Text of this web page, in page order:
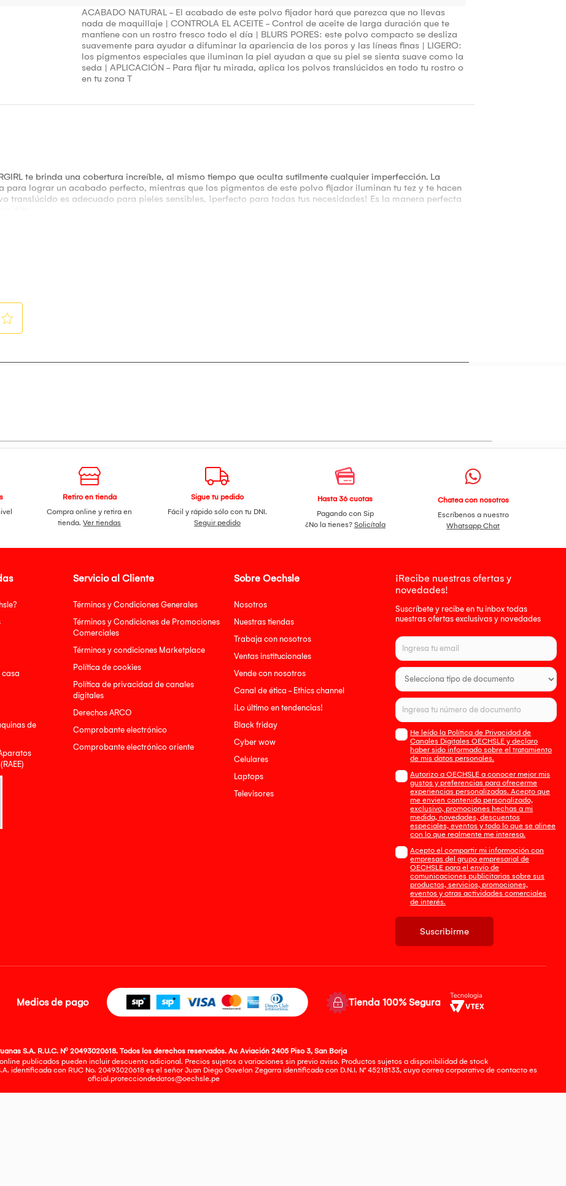
ACABADO NATURAL - El acabado de este polvo fijador hará que parezca que no llevas
nada de maquillaje | CONTROLA EL ACEITE - Control de aceite de larga duración que te
mantiene con un rostro fresco todo el día | BLURS PORES: este polvo compacto se desliza
suavemente para ayudar a difuminar la apariencia de los poros y las líneas finas | LIGERO:
los pigmentos especiales que iluminan la piel ayudan a que su piel se sienta suave como la
seda | APLICACIÓN - Para fijar tu mirada, aplica los polvos translúcidos en todo tu rostro o
en tu zona T
te brinda una cobertura increíble, al mismo tiempo que oculta sutilmente cualquier imperfección. La
para lograr un acabado perfecto, mientras que los pigmentos de este polvo fijador iluminan tu tez y te hacen
translúcido es adecuado para pieles sensibles, ¡perfecto para todas tus necesidades! Es la manera perfecta
Retiro en tienda
Compra online y retira en
tienda.Ver tiendas
Sigue tu pedido
Fácil y rápido sólo con tu DNI.
Seguir pedido
Hasta 36 cuotas
Pagando con Sip
¿No la tienes? Solicítala
Chatea con nosotros
Escríbenos a nuestro
Whatsapp Chat
casa
de
Servicio al Cliente
Términos y Condiciones Generales
Términos y Condiciones de Promociones
Comerciales
Términos y condiciones Marketplace
Política de cookies
Política de privacidad de canales
digitales
Derechos ARCO
Comprobante electrónico
Comprobante electrónico oriente
Sobre Oechsle
Nosotros
Nuestras tiendas
Trabaja con nosotros
Ventas institucionales
Vende con nosotros
Canal de ética - Ethics channel
¡Lo último en tendencias!
Black friday
Cyber wow
Celulares
Laptops
Televisores
¡Recibe nuestras ofertas y
novedades!
Suscríbete y recibe en tu inbox todas
nuestras ofertas exclusivas y novedades
He leído la Política de Privacidad de
Canales Digitales OECHSLE y declaro
haber sido informado sobre el tratamiento
de mis datos personales.
Autorizo a OECHSLE a conocer mejor mis
gustos y preferencias para ofrecerme
experiencias personalizadas. Acepto que
me envien contenido personalizado,
exclusivo, promociones hechas a mi
medida, novedades, descuentos
especiales, eventos y todo lo que se alinee
con lo que realmente me interesa.
Acepto el compartir mi información con
empresas del grupo empresarial de
OECHSLE para el envío de
comunicaciones publicitarias sobre sus
productos, servicios, promociones,
eventos y otras actividades comerciales
de interés.
Suscribirme
Medios de pago Tienda 100% Segura
S.A. R.U.C. Nº 20493020618. Todos los derechos reservados. Av. Aviación 2405 Piso 3, San Borja
publicados pueden incluir descuento adicional. Precios sujetos a variaciones sin previo aviso. Productos sujetos a disponibilidad de stock
identificada con RUC No. 20493020618 es el señor Juan Diego Gavelan Zegarra identificado con D.N.I. N° 45218133, cuyo correo corporativo de contacto es
oficial.protecciondedatos@oechsle.pe